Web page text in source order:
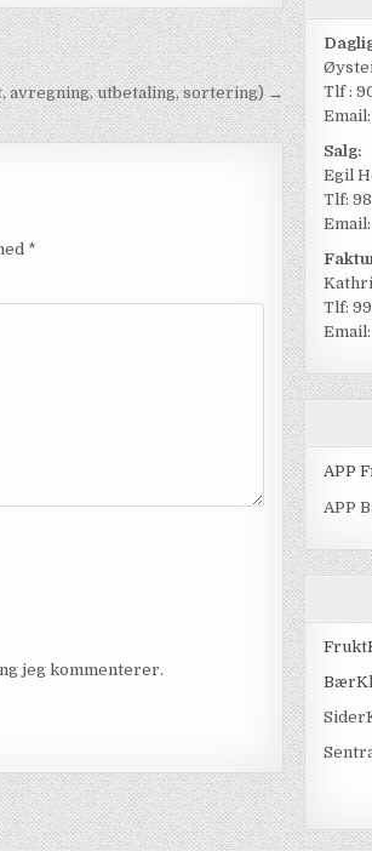
avregning, utbetaling, sortering) →
*
jeg kommenterer.
Tlf :
Salg:
Egil
Tlf:
Email:
Tlf:
APP
APP